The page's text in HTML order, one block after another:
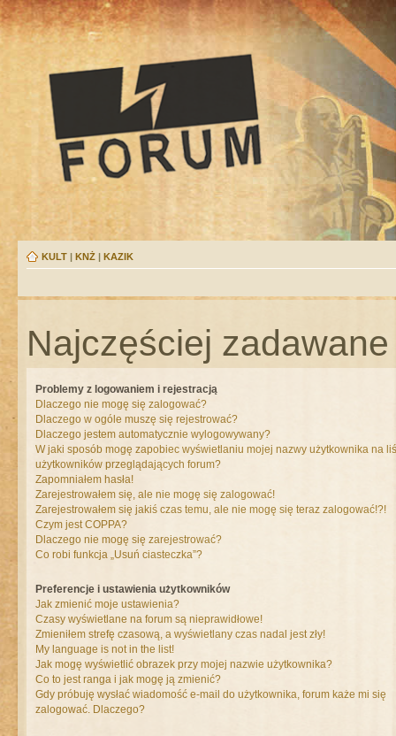
KULT | KNŻ | KAZIK
Najczęściej
Problemy z logowaniem i rejestracją
Dlaczego nie mogę się zalogować?
Dlaczego w ogóle muszę się rejestrować?
Dlaczego jestem automatycznie wylogowywany?
W jaki sposób mogę zapobiec wyświetlaniu mojej nazwy użytkownika na
użytkowników przeglądających forum?
Zapomniałem hasła!
Zarejestrowałem się, ale nie mogę się zalogować!
Zarejestrowałem się jakiś czas temu, ale nie mogę się teraz zalogować!?!
Czym jest COPPA?
Dlaczego nie mogę się zarejestrować?
Co robi funkcja „Usuń ciasteczka”?
Preferencje i ustawienia użytkowników
Jak zmienić moje ustawienia?
Czasy wyświetlane na forum są nieprawidłowe!
Zmieniłem strefę czasową, a wyświetlany czas nadal jest zły!
My language is not in the list!
Jak mogę wyświetlić obrazek przy mojej nazwie użytkownika?
Co to jest ranga i jak mogę ją zmienić?
Gdy próbuję wysłać wiadomość e-mail do użytkownika, forum każe mi się
zalogować. Dlaczego?